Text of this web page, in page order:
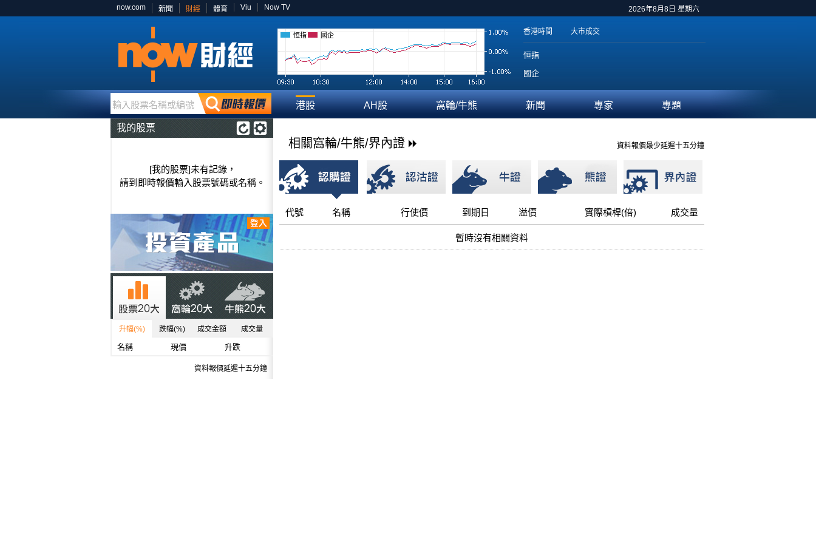
2026年8月8日 星期六
now.com 新聞 財經 體育 Viu Now TV
恒指 國企 香港時間 大市成交
恒指
國企
輸入股票名稱或編號 港股 AH股 窩輪/牛熊 新聞 專家 專題
我的股票
[我的股票]未有記錄，
請到即時報價輸入股票號碼或名稱。
升幅(%) 跌幅(%) 成交金額 成交量
名稱 現價 升跌
資料報價延遲十五分鐘
資料報價最少延遲十五分鐘
相關窩輪/牛熊/界內證
代號 名稱 行使價 到期日 溢價 實際槓桿(倍) 成交量
暫時沒有相關資料